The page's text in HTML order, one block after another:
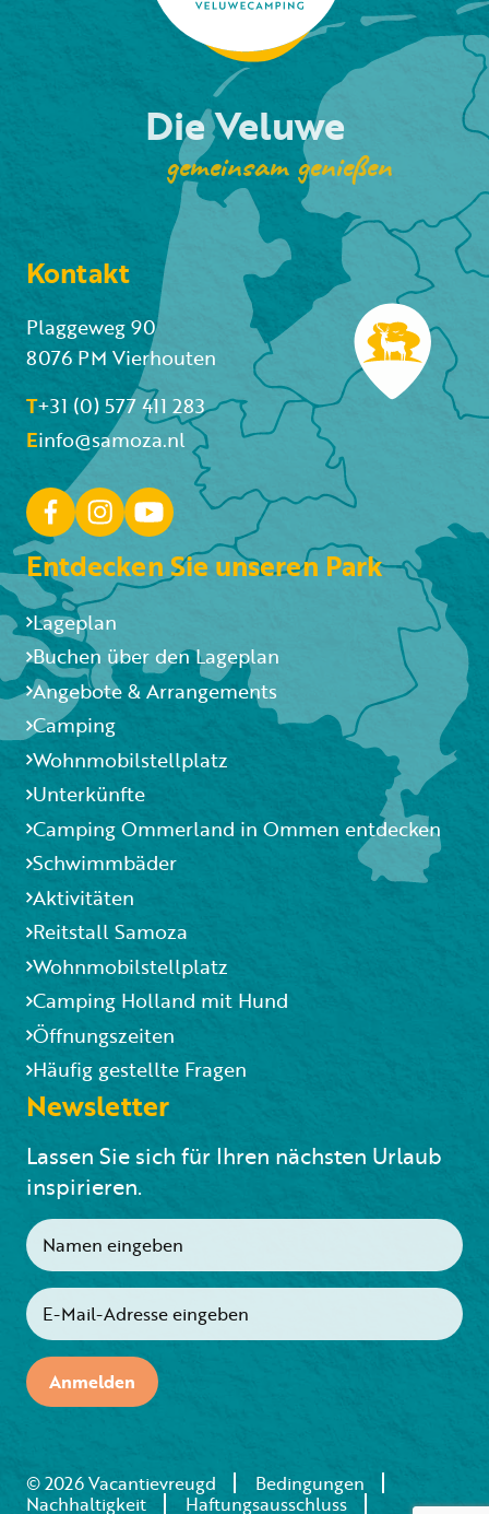
Die Veluwe
gemeinsam genießen
Kontakt
Plaggeweg 90
8076 PM Vierhouten
T+31 (0) 577 411 283
Einfo@samoza.nl
Entdecken Sie unseren Park
Lageplan
Buchen über den Lageplan
Angebote & Arrangements
Camping
Wohnmobilstellplatz
Unterkünfte
Camping Ommerland in Ommen entdecken
Schwimmbäder
Aktivitäten
Reitstall Samoza
Wohnmobilstellplatz
Camping Holland mit Hund
Öffnungszeiten
Häufig gestellte Fragen
Newsletter
Lassen Sie sich für Ihren nächsten Urlaub
inspirieren.
Anmelden
© 2026 Vacantievreugd
Bedingungen
Nachhaltigkeit
Haftungsausschluss